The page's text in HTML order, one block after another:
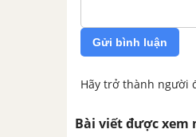
Gửi bình luận
Hãy trở thành người
Bài viết được xem